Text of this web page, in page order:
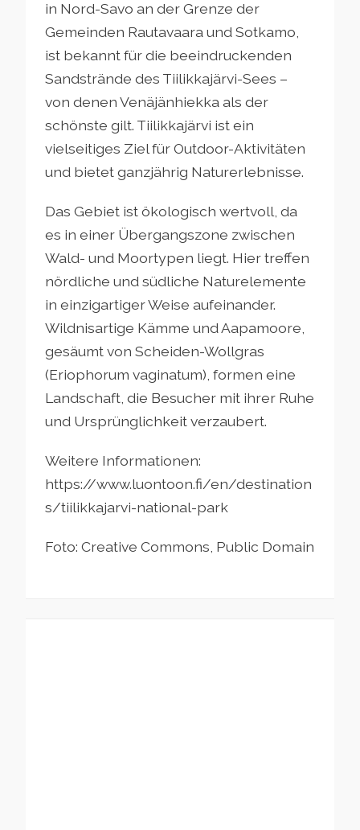
in Nord-Savo an der Grenze der
Gemeinden Rautavaara und Sotkamo,
ist bekannt für die beeindruckenden
Sandstrände des Tiilikkajärvi-Sees –
von denen Venäjänhiekka als der
schönste gilt. Tiilikkajärvi ist ein
vielseitiges Ziel für Outdoor-Aktivitäten
und bietet ganzjährig Naturerlebnisse.
Das Gebiet ist ökologisch wertvoll, da
es in einer Übergangszone zwischen
Wald- und Moortypen liegt. Hier treffen
nördliche und südliche Naturelemente
in einzigartiger Weise aufeinander.
Wildnisartige Kämme und Aapamoore,
gesäumt von Scheiden-Wollgras
(Eriophorum vaginatum), formen eine
Landschaft, die Besucher mit ihrer Ruhe
und Ursprünglichkeit verzaubert.
Weitere Informationen:
https://www.luontoon.fi/en/destination
s/tiilikkajarvi-national-park
Foto: Creative Commons, Public Domain